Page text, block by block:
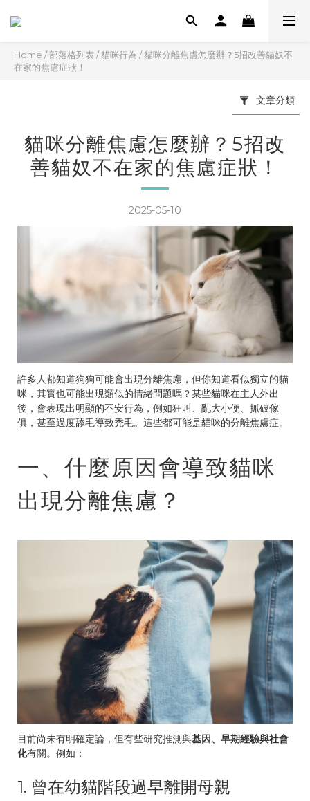
Home /部落格列表 /貓咪行為 /貓咪分離焦慮怎麼辦？5招改善貓奴不
在家的焦慮症狀！
文章分類
貓咪分離焦慮怎麼辦？5招改
善貓奴不在家的焦慮症狀！
2025-05-10
許多人都知道狗狗可能會出現分離焦慮，但你知道看似獨立的貓
咪，其實也可能出現類似的情緒問題嗎？某些貓咪在主人外出
後，會表現出明顯的不安行為，例如狂叫、亂大小便、抓破傢
俱，甚至過度舔毛導致禿毛。這些都可能是貓咪的分離焦慮症。
一、什麼原因會導致貓咪
出現分離焦慮？
目前尚未有明確定論，但有些研究推測與基因、早期經驗與社會
化有關。例如：
1. 曾在幼貓階段過早離開母親